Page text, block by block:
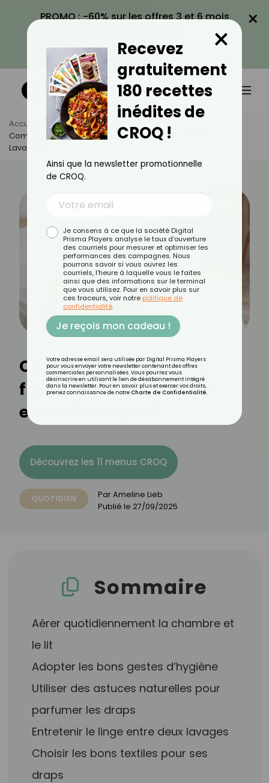
PROMO : -60% sur les offres 3 et 6 mois
VOIR LA PROMO
×
Accueil Actus
Quotidien
Comment Préserver La Fraîcheur De Vos Draps Entre 2
Lavages ?
Comment préserver la
fraîcheur de vos draps
entre 2 lavages ?
Découvrez les 11 menus CROQ
QUOTIDIEN ParAmeline Lieb
Publié le 27/09/2025
Sommaire
Aérer quotidiennement la chambre et
le lit
Adopter les bons gestes d’hygiène
Utiliser des astuces naturelles pour
parfumer les draps
Entretenir le linge entre deux lavages
Choisir les bons textiles pour ses
draps
Recevez
gratuitement
180 recettes
inédites de
CROQ !
×
Ainsi que la newsletter promotionnelle
de CROQ.
Je consens à ce que la société Digital
Prisma Players analyse le taux d'ouverture
des courriels pour mesurer et optimiser les
performances des campagnes. Nous
pourrons savoir si vous ouvrez les
courriels, l'heure à laquelle vous le faites
ainsi que des informations sur le terminal
que vous utilisez. Pour en savoir plus sur
ces traceurs, voir notre politique de
confidentialité.
Je reçois mon cadeau !
Votre adresse email sera utilisée par Digital Prisma Players
pour vous envoyer votre newsletter contenant des offres
commerciales personnalisées. Vous pourrez vous
désinscrire en utilisant le lien de désabonnement intégré
dans la newsletter. Pour en savoir plus et exercer vos droits,
prenez connaissance de notre Charte de Confidentialité.